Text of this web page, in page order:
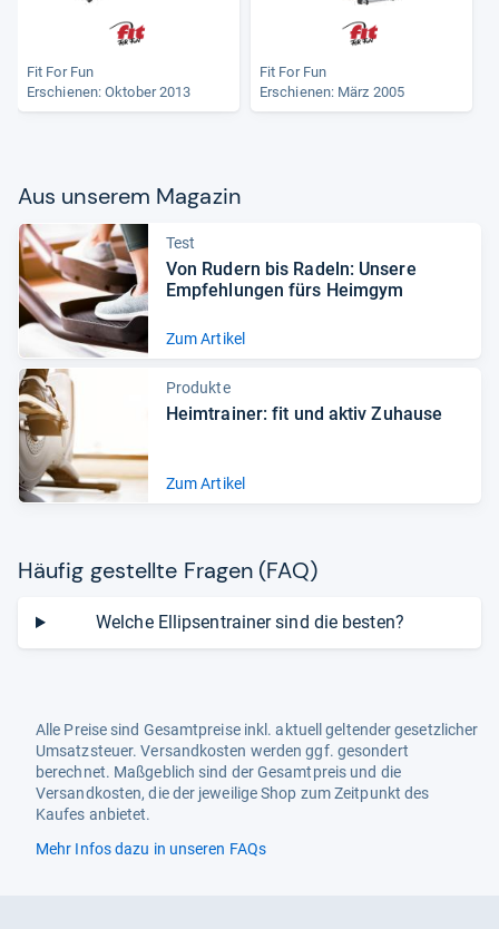
Fit For Fun
Erschienen: Oktober 2013
Fit For Fun
Erschienen: März 2005
Aus unse­rem Maga­zin
Test
Von Rudern bis Radeln: Unsere
Emp­feh­lun­gen fürs Heim­gym
Zum Artikel
Produkte
Heim­trai­ner: fit und aktiv Zuhause
Zum Artikel
Häu­fig gestellte Fra­gen (FAQ)
Welche Ellipsentrainer sind die besten?
Alle Preise sind Gesamtpreise inkl. aktuell geltender gesetzlicher
Umsatzsteuer. Versandkosten werden ggf. gesondert
berechnet. Maßgeblich sind der Gesamtpreis und die
Versandkosten, die der jeweilige Shop zum Zeitpunkt des
Kaufes anbietet.
Mehr Infos dazu in unseren FAQs